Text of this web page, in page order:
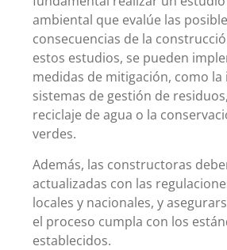
ambiental que evalúe las
consecuencias de la
estos estudios, se pueden
medidas de mitigación, como la
sistemas de gestión de
reciclaje de agua o la
verdes.
Además, las constructoras
actualizadas con las
locales y nacionales, y
el proceso cumpla con los
establecidos.